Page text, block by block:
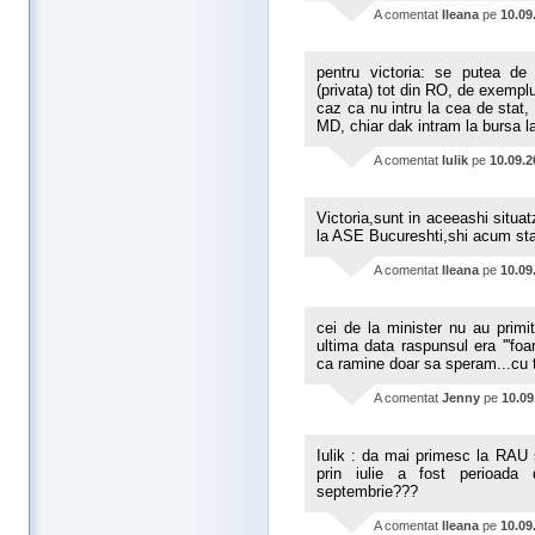
A comentat Ileana pe
pentru victoria: se putea
(privata) tot din RO, de
caz ca nu intru la cea de
MD, chiar dak intram la bursa
A comentat Iulik pe
Victoria,sunt in aceeashi
la ASE Bucureshti,shi acum
A comentat Ileana pe
cei de la minister nu au
ultima data raspunsul era
ca ramine doar sa
A comentat Jenny pe
Iulik : da mai primesc la RAU
prin iulie a fost perioada
septembrie???
A comentat Ileana pe